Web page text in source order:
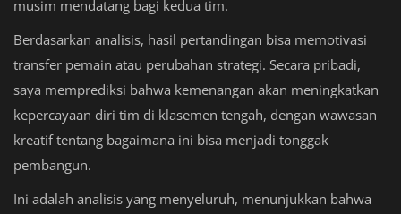
musim mendatang bagi kedua tim.
Berdasarkan analisis, hasil pertandingan bisa memotivasi
transfer pemain atau perubahan strategi. Secara pribadi,
saya memprediksi bahwa kemenangan akan meningkatkan
kepercayaan diri tim di klasemen tengah, dengan wawasan
kreatif tentang bagaimana ini bisa menjadi tonggak
pembangun.
Ini adalah analisis yang menyeluruh, menunjukkan bahwa